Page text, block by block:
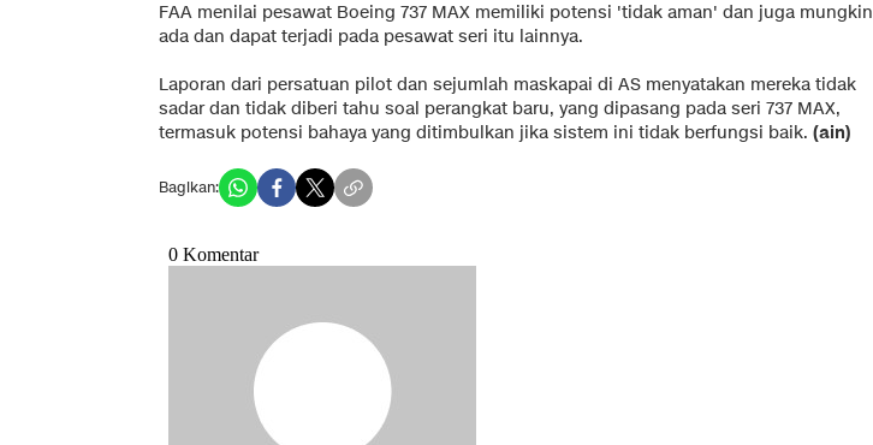
FAA menilai pesawat Boeing 737 MAX memiliki potensi 'tidak aman' dan juga mungkin
ada dan dapat terjadi pada pesawat seri itu lainnya.
Laporan dari persatuan pilot dan sejumlah maskapai di AS menyatakan mereka tidak
sadar dan tidak diberi tahu soal perangkat baru, yang dipasang pada seri 737 MAX,
termasuk potensi bahaya yang ditimbulkan jika sistem ini tidak berfungsi baik. (ain)
Bagikan: